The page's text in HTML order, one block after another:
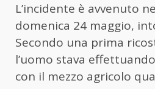
L’incidente è avvenuto
domenica 24 maggio,
Secondo una prima
l’uomo stava
con il mezzo agricolo